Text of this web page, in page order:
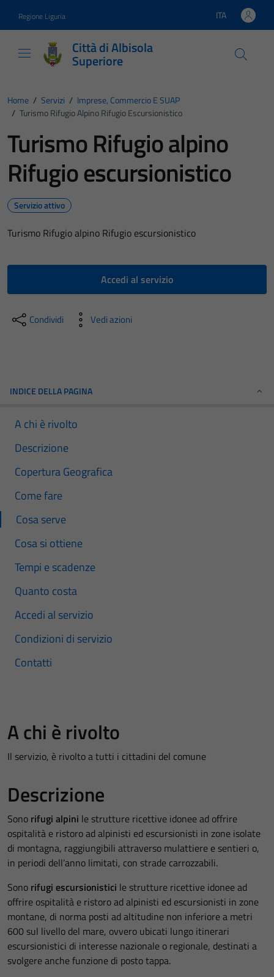
Regione Liguria Lingua attiva:
ITA
Città di Albisola
Superiore
Home / Servizi / Imprese, Commercio E SUAP
/ Turismo Rifugio Alpino Rifugio Escursionistico
Turismo Rifugio alpino
Rifugio escursionistico
Servizio attivo
Turismo Rifugio alpino Rifugio escursionistico
Accedi al servizio
Condividi Vedi azioni
INDICE DELLA PAGINA
A chi è rivolto
Descrizione
Copertura Geografica
Come fare
Cosa serve
Cosa si ottiene
Tempi e scadenze
Quanto costa
Accedi al servizio
Condizioni di servizio
Contatti
A chi è rivolto
Il servizio, è rivolto a tutti i cittadini del comune
Descrizione
Sono rifugi alpini le strutture ricettive idonee ad offrire
ospitalità e ristoro ad alpinisti ed escursionisti in zone isolate
di montagna, raggiungibili attraverso mulattiere e sentieri o,
in periodi dell’anno limitati, con strade carrozzabili.
Sono rifugi escursionistici le strutture ricettive idonee ad
offrire ospitalità e ristoro ad alpinisti ed escursionisti in zone
montane, di norma posti ad altitudine non inferiore a metri
600 sul livello del mare, ovvero ubicati lungo itinerari
escursionistici di interesse nazionale o regionale, destinati a
svolgere anche funzione di posto tappa.